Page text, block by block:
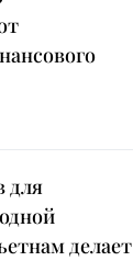
для
делает